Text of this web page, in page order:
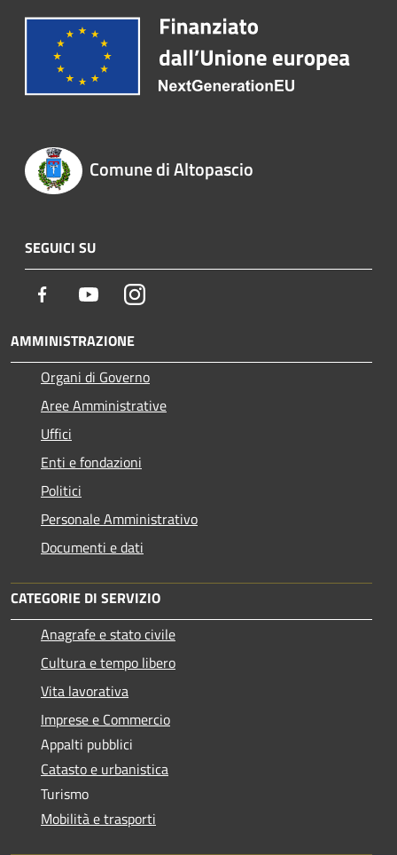
Comune di Altopascio
SEGUICI SU
Facebook YoutubeInstagram
AMMINISTRAZIONE
Organi di Governo
Aree Amministrative
Uffici
Enti e fondazioni
Politici
Personale Amministrativo
Documenti e dati
CATEGORIE DI SERVIZIO
Anagrafe e stato civile
Cultura e tempo libero
Vita lavorativa
Imprese e Commercio
Appalti pubblici
Catasto e urbanistica
Turismo
Mobilità e trasporti